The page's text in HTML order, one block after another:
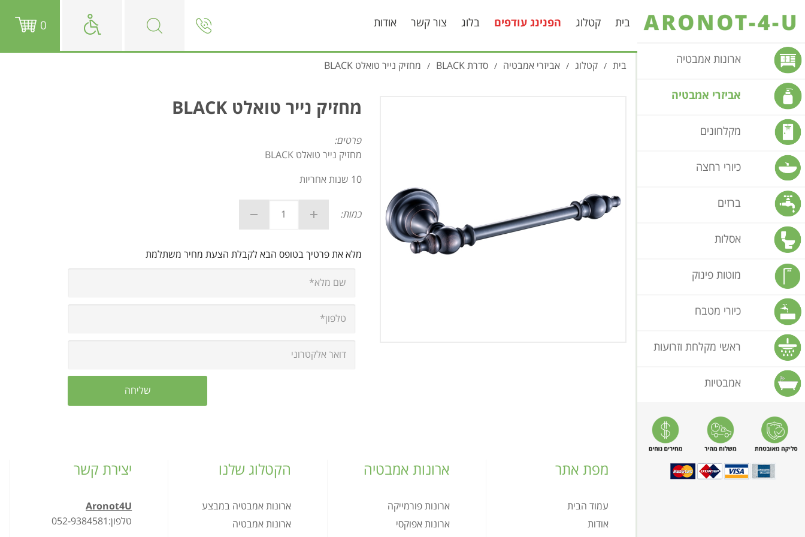
ארונות אמבטיה
אביזרי אמבטיה
מקלחונים
כיורי רחצה
ברזים
אסלות
מוטות פינוק
כיורי מטבח
ראשי מקלחת וזרועות
אמבטיות
בית קטלוג הפנינג עודפים בלוג צור קשר אודות 0
בית / קטלוג / אביזרי אמבטיה / סדרת BLACK / מחזיק נייר טואלט BLACK
מחזיק נייר טואלט BLACK
פרטים:
מחזיק נייר טואלט BLACK
10 שנות אחריות
כמות:
מלא את פרטיך בטופס הבא לקבלת הצעת מחיר משתלמת
מפת אתר
עמוד הבית
אודות
ארונות אמבטיה
ארונות פורמייקה
ארונות אפוקסי
הקטלוג שלנו
ארונות אמבטיה במבצע
ארונות אמבטיה
יצירת קשר
Aronot4U
טלפון:052-9384581